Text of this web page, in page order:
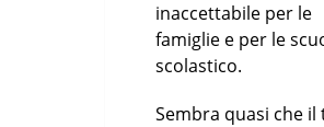
inaccettabile per le
famiglie e per le
scolastico.
Sembra quasi che